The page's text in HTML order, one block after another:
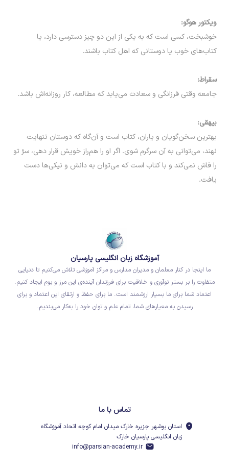
ویکتور هوگو:
خوشبخت، کسی است که به یکی از این دو چیز دسترسی دارد، یا
کتاب‌های خوب یا دوستانی که اهل کتاب باشند.
سقراط:
جامعه وقتی فرزانگی و سعادت می‌یابد که مطالعه، کار روزانه‌اش باشد.
بیهقی:
بهترین سخن‌گویان و یاران، کتاب است و آن‌گاه که دوستان تنهایت
نهند، می‌توانی به آن سرگرم شوی. اگر او را هم‌راز خویش قرار دهی، سرّ تو
را فاش نمی‌کند و با کتاب است که می‌توان به دانش و نیکی‌ها دست
یافت.
آموزشگاه زبان انگلیسی پارسیان
ما اینجا در کنار معلمان و مدیران مدارس و مراکز آموزشی تلاش می‌کنیم تا دنیایی
متفاوت را بر بستر نوآوری و خلاقیت برای فرزندان آینده‌ی این مرز و بوم ایجاد کنیم.
اعتماد شما برای ما بسیار ارزشمند است. ما برای حفظ و ارتقای این اعتماد و برای
رسیدن به معیارهای شما، تمام علم و توان خود را به‌کار می‌بندیم.
تماس با ما
استان بوشهر جزیره خارک میدان امام کوچه اتحاد آموزشگاه
زبان انگلیسی پارسیان خارک
info@parsian-academy.ir